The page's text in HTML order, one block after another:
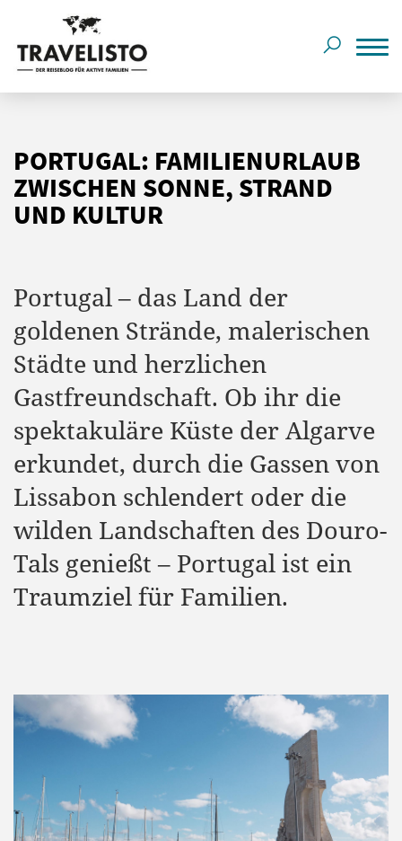
PORTUGAL: FAMILIENURLAUB
ZWISCHEN SONNE, STRAND
UND KULTUR
Portugal – das Land der
goldenen Strände, malerischen
Städte und herzlichen
Gastfreundschaft. Ob ihr die
spektakuläre Küste der Algarve
erkundet, durch die Gassen von
Lissabon schlendert oder die
wilden Landschaften des Douro-
Tals genießt – Portugal ist ein
Traumziel für Familien.